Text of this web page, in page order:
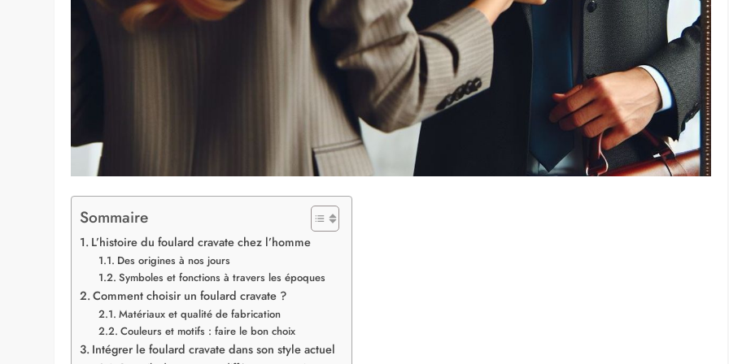
Sommaire
L’histoire du foulard cravate chez l’homme
Des origines à nos jours
Symboles et fonctions à travers les époques
Comment choisir un foulard cravate ?
Matériaux et qualité de fabrication
Couleurs et motifs : faire le bon choix
Intégrer le foulard cravate dans son style actuel